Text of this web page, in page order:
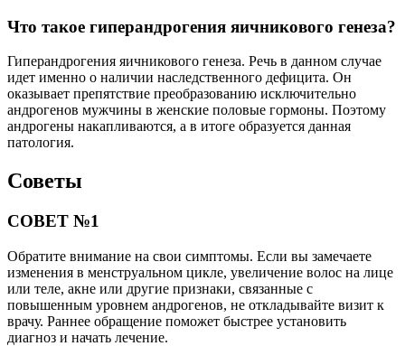
Что такое гиперандрогения яичникового генеза?
Гиперандрогения яичникового генеза. Речь в данном случае
идет именно о наличии наследственного дефицита. Он
оказывает препятствие преобразованию исключительно
андрогенов мужчины в женские половые гормоны. Поэтому
андрогены накапливаются, а в итоге образуется данная
патология.
Советы
СОВЕТ №1
Обратите внимание на свои симптомы. Если вы замечаете
изменения в менструальном цикле, увеличение волос на лице
или теле, акне или другие признаки, связанные с
повышенным уровнем андрогенов, не откладывайте визит к
врачу. Раннее обращение поможет быстрее установить
диагноз и начать лечение.